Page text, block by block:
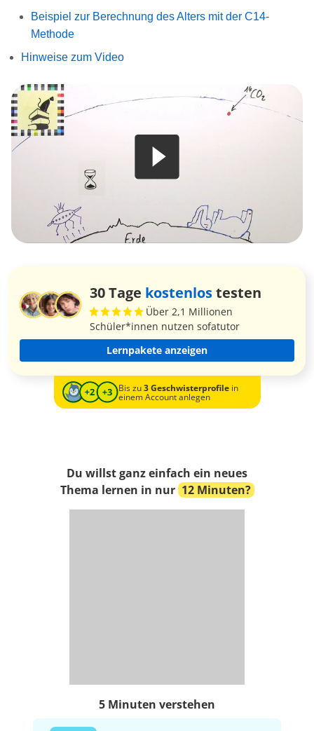
Beispiel zur Berechnung des Alters mit der C14-
Methode
Hinweise zum Video
30 Tage kostenlostesten
Über 2,1 Millionen
Schüler*innen nutzen sofatutor
Lernpakete anzeigen
Bis zu3 Geschwisterprofilein
einem Account anlegen
Du willst ganz einfach ein neues
Thema lernen in nur 12 Minuten?
5 Minuten verstehen